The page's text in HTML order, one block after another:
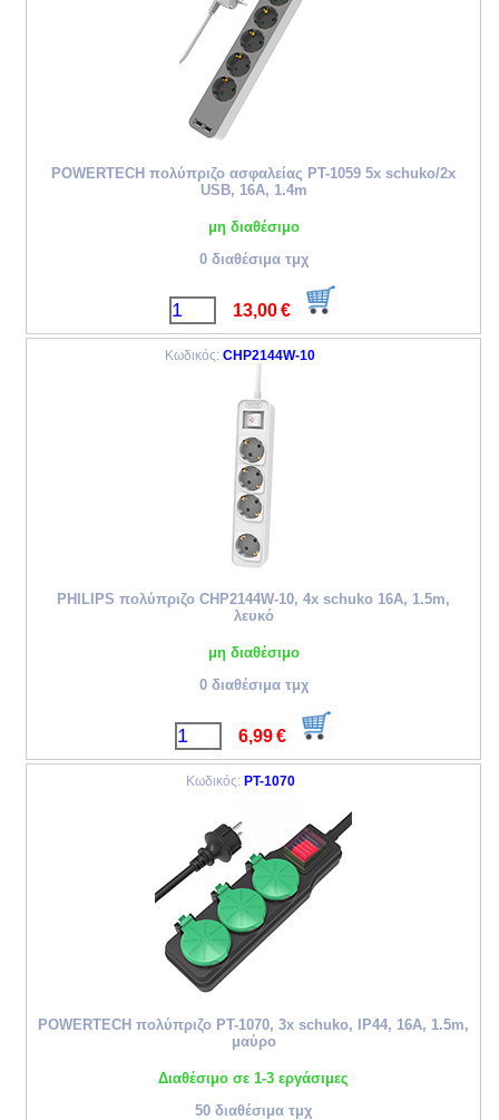
POWERTECH πολύπριζο ασφαλείας PT-1059 5x schuko/2x
USB, 16A, 1.4m
μη διαθέσιμο
0 διαθέσιμα τμχ
13,00€
Κωδικός: CHP2144W-10
PHILIPS πολύπριζο CHP2144W-10, 4x schuko 16A, 1.5m,
λευκό
μη διαθέσιμο
0 διαθέσιμα τμχ
6,99 €
Κωδικός: PT-1070
POWERTECH πολύπριζο PT-1070, 3x schuko, IP44, 16A, 1.5m,
μαύρο
Διαθέσιμο σε 1-3 εργάσιμες
50 διαθέσιμα τμχ